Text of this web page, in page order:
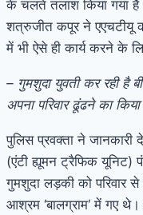
के चलते तलाश किया गया
शत्रुजीत कपूर ने एएचटीयू
में भी ऐसे ही कार्य करने के
– गुमशुदा युवती कर रही है
अपना परिवार ढूंढने का
पुलिस प्रवक्ता ने जानकारी
(एंटी ह्यूमन ट्रैफिक
गुमशुदा लड़की को परिवार
आश्रम ‘बालग्राम‘ में गए